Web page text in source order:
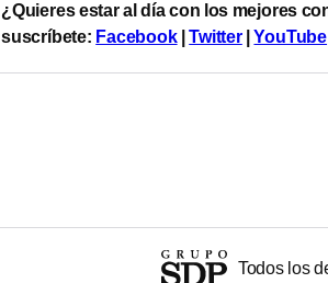
¿Quieres estar al día con los mejores
suscríbete: Facebook|Twitter| YouTube
Todos los